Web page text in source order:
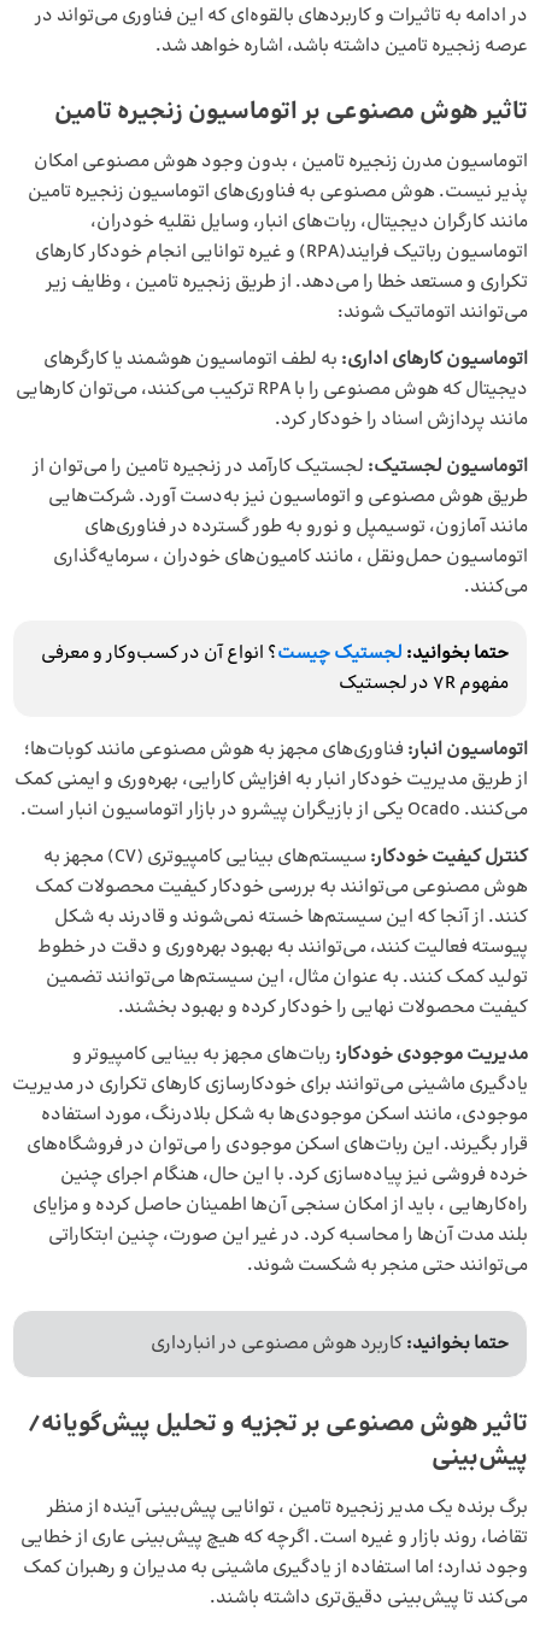
در ادامه به تاثیرات و کاربردهای بالقوه‌ای که این فناوری می‌تواند در
عرصه زنجیره تامین داشته باشد، اشاره خواهد شد.
تاثیر هوش مصنوعی بر اتوماسیون زنجیره تامین
اتوماسیون مدرن زنجیره تامین ، بدون وجود هوش مصنوعی امکان
پذیر نیست. هوش مصنوعی به فناوری‌های اتوماسیون زنجیره تامین
مانند کارگران دیجیتال، ربات‌های انبار، وسایل نقلیه خودران،
اتوماسیون رباتیک فرایند(RPA) و غیره توانایی انجام خودکار کارهای
تکراری و مستعد خطا را می‌دهد. از طریق زنجیره تامین ، وظایف زیر
می‌توانند اتوماتیک شوند:
اتوماسیون کارهای اداری: به لطف اتوماسیون هوشمند یا کارگرهای
دیجیتال که هوش مصنوعی را با RPA ترکیب می‌کنند، می‌توان کارهایی
مانند پردازش اسناد را خودکار کرد.
اتوماسیون لجستیک: لجستیک کارآمد در زنجیره تامین را می‌توان از
طریق هوش مصنوعی و اتوماسیون نیز به‌دست آورد. شرکت‌هایی
مانند آمازون، توسیمپل و نورو به طور گسترده در فناوری‌های
اتوماسیون حمل‌ونقل ، مانند کامیون‌های خودران ، سرمایه‌گذاری
می‌کنند.
حتما بخوانید: لجستیک چیست؟ انواع آن در کسب‌و‌کار و معرفی
مفهوم 7R در لجستیک
اتوماسیون انبار: فناوری‌های مجهز به هوش مصنوعی مانند کوبات‌ها؛
از طریق مدیریت خودکار انبار به افزایش کارایی، بهره‌وری و ایمنی کمک
می‌کنند. Ocado یکی از بازیگران پیشرو در بازار اتوماسیون انبار است.
کنترل کیفیت خودکار:
سیستم‌های بینایی کامپیوتری (CV) مجهز به
هوش مصنوعی می‌توانند به بررسی خودکار کیفیت محصولات کمک
کنند. از آنجا که این سیستم‌ها خسته نمی‌شوند و قادرند به شکل
پیوسته فعالیت کنند، می‌توانند به بهبود بهره‌وری و دقت در خطوط
تولید کمک کنند. به عنوان مثال، این سیستم‌ها می‌توانند تضمین
کیفیت محصولات نهایی را خودکار کرده و بهبود بخشند.
مدیریت موجودی خودکار: ربات‌های مجهز به بینایی کامپیوتر و
یادگیری ماشینی می‌توانند برای خودکارسازی کارهای تکراری در مدیریت
موجودی، مانند اسکن موجودی‌ها به شکل بلادرنگ، مورد استفاده
قرار بگیرند. این ربات‌های اسکن موجودی را می‌توان در فروشگاه‌های
خرده فروشی نیز پیاده‌سازی کرد. با این حال، هنگام اجرای چنین
راه‌کارهایی ، باید از امکان سنجی آن‌ها اطمینان حاصل کرده و مزایای
بلند مدت آن‌ها را محاسبه کرد. در غیر این صورت، چنین ابتکاراتی
می‌توانند حتی منجر به شکست شوند.
حتما بخوانید:کاربرد هوش مصنوعی در انبارداری
تاثیر هوش مصنوعی بر تجزیه‌ و تحلیل پیش‌گویانه/
پیش‌بینی
برگ برنده یک مدیر زنجیره تامین ، توانایی پیش‌بینی آینده از منظر
تقاضا، روند بازار و غیره است. اگرچه که هیچ پیش‌بینی عاری از خطایی
وجود ندارد؛ اما استفاده از یادگیری ماشینی به مدیران و رهبران کمک
می‌کند تا پیش‌بینی دقیق‌تری داشته باشند.